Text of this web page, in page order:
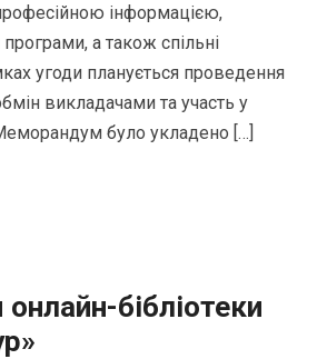
інформацією,
програми, а також спільні
угоди планується проведення
викладачами та участь у
було укладено […]
бібліотеки